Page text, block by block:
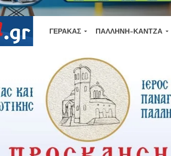
ΓΈΡΑΚΑΣ ΠΑΛΛΉΝΗ-ΚΆΝΤΖΑ